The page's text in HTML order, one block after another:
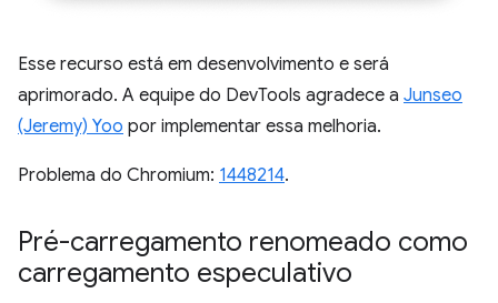
Esse recurso está em desenvolvimento e será
aprimorado. A equipe do DevTools agradece a Junseo
(Jeremy) Yoo por implementar essa melhoria.
Problema do Chromium: 1448214.
Pré-carregamento renomeado como
carregamento especulativo